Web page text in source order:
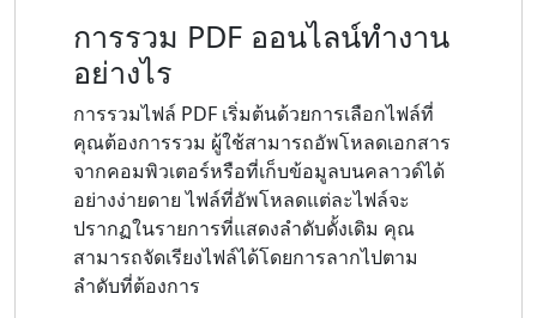
การรวม PDF ออนไลน์ทำงาน
อย่างไร
การรวมไฟล์ PDF เริ่มต้นด้วยการเลือกไฟล์ที่
คุณต้องการรวม ผู้ใช้สามารถอัพโหลดเอกสาร
จากคอมพิวเตอร์หรือที่เก็บข้อมูลบนคลาวด์ได้
อย่างง่ายดาย ไฟล์ที่อัพโหลดแต่ละไฟล์จะ
ปรากฏในรายการที่แสดงลำดับดั้งเดิม คุณ
สามารถจัดเรียงไฟล์ได้โดยการลากไปตาม
ลำดับที่ต้องการ